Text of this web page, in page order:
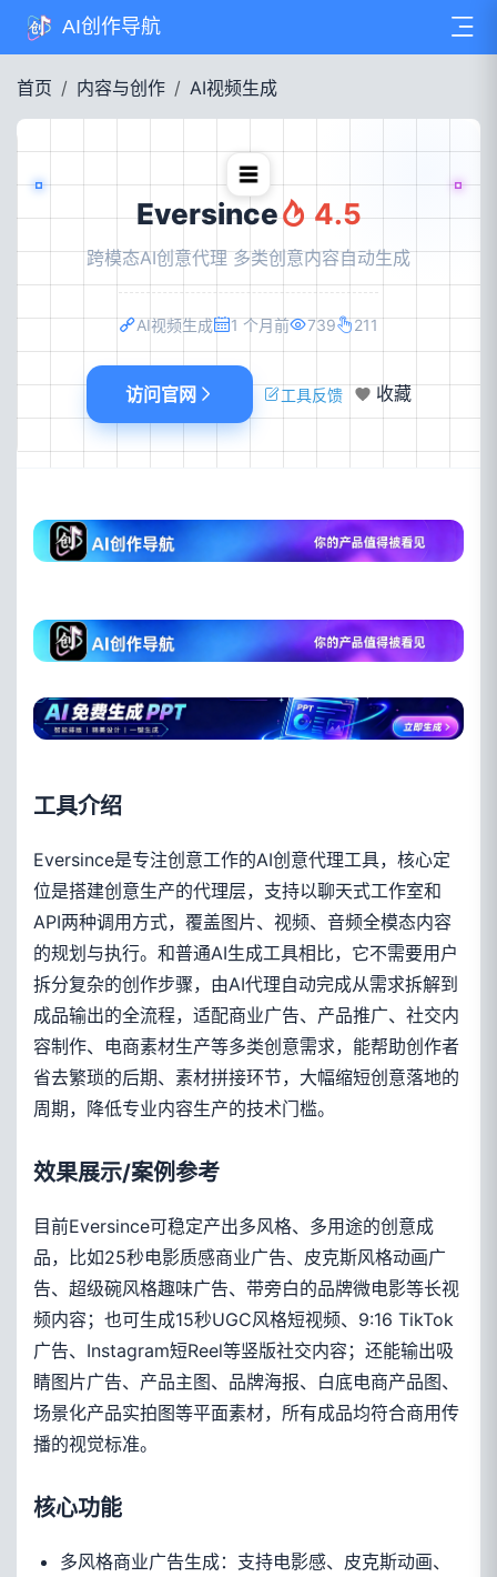
AI创作导航
首页 内容与创作 AI视频生成
Eversince 4.5
跨模态AI创意代理 多类创意内容自动生成
AI视频生成 1 个月前 739 211
访问官网 工具反馈 收藏
工具介绍
Eversince是专注创意工作的AI创意代理工具，核心定
位是搭建创意生产的代理层，支持以聊天式工作室和
API两种调用方式，覆盖图片、视频、音频全模态内容
的规划与执行。和普通AI生成工具相比，它不需要用户
拆分复杂的创作步骤，由AI代理自动完成从需求拆解到
成品输出的全流程，适配商业广告、产品推广、社交内
容制作、电商素材生产等多类创意需求，能帮助创作者
省去繁琐的后期、素材拼接环节，大幅缩短创意落地的
周期，降低专业内容生产的技术门槛。
效果展示/案例参考
目前Eversince可稳定产出多风格、多用途的创意成
品，比如25秒电影质感商业广告、皮克斯风格动画广
告、超级碗风格趣味广告、带旁白的品牌微电影等长视
频内容；也可生成15秒UGC风格短视频、9:16 TikTok
广告、Instagram短Reel等竖版社交内容；还能输出吸
睛图片广告、产品主图、品牌海报、白底电商产品图、
场景化产品实拍图等平面素材，所有成品均符合商用传
播的视觉标准。
核心功能
多风格商业广告生成：支持电影感、皮克斯动画、